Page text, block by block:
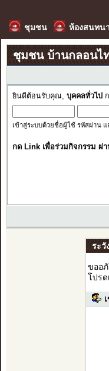
ชุมชน ห้องสนทนา
ชุมชน บ้านกลอนไ
ยินดีต้อนรับคุณ, บุคคลทั่วไป
เข้าสู่ระบบด้วยชื่อผู้ใช้ รหัสผ่าน แ
กด Link เพื่อร่วมกิจกรรม ผ่
ระวั
ขออ
โปร